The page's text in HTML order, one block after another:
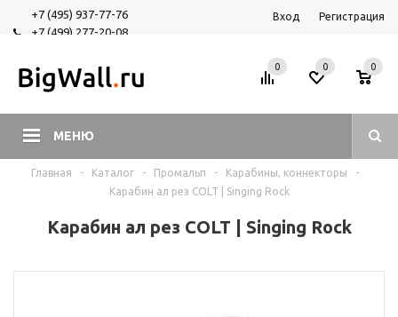
+7 (495) 937-77-76
+7 (499) 277-20-08
Вход Регистрация
МЕНЮ
0 0
0
Главная - Каталог - Промальп - Карабины, коннекторы
-
Карабин ал рез COLT | Singing Rock
Карабин ал рез COLT | Singing Rock